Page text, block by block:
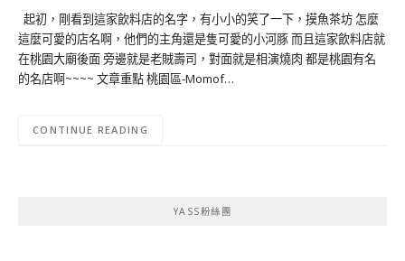
起初，剛看到這家飲料店的名字，有小小的笑了一下，摸魚茶坊 怎麼
這麼可愛的店名啊，他們的主角還是隻可愛的小河豚 而且這家飲料店就
在桃園大廟後面 旁邊就是老賊壽司，對面就是相演燒肉 都是桃園有名
的名店啊~~~~ 文章重點 桃園區-Momof…
CONTINUE READING
YASS粉絲團